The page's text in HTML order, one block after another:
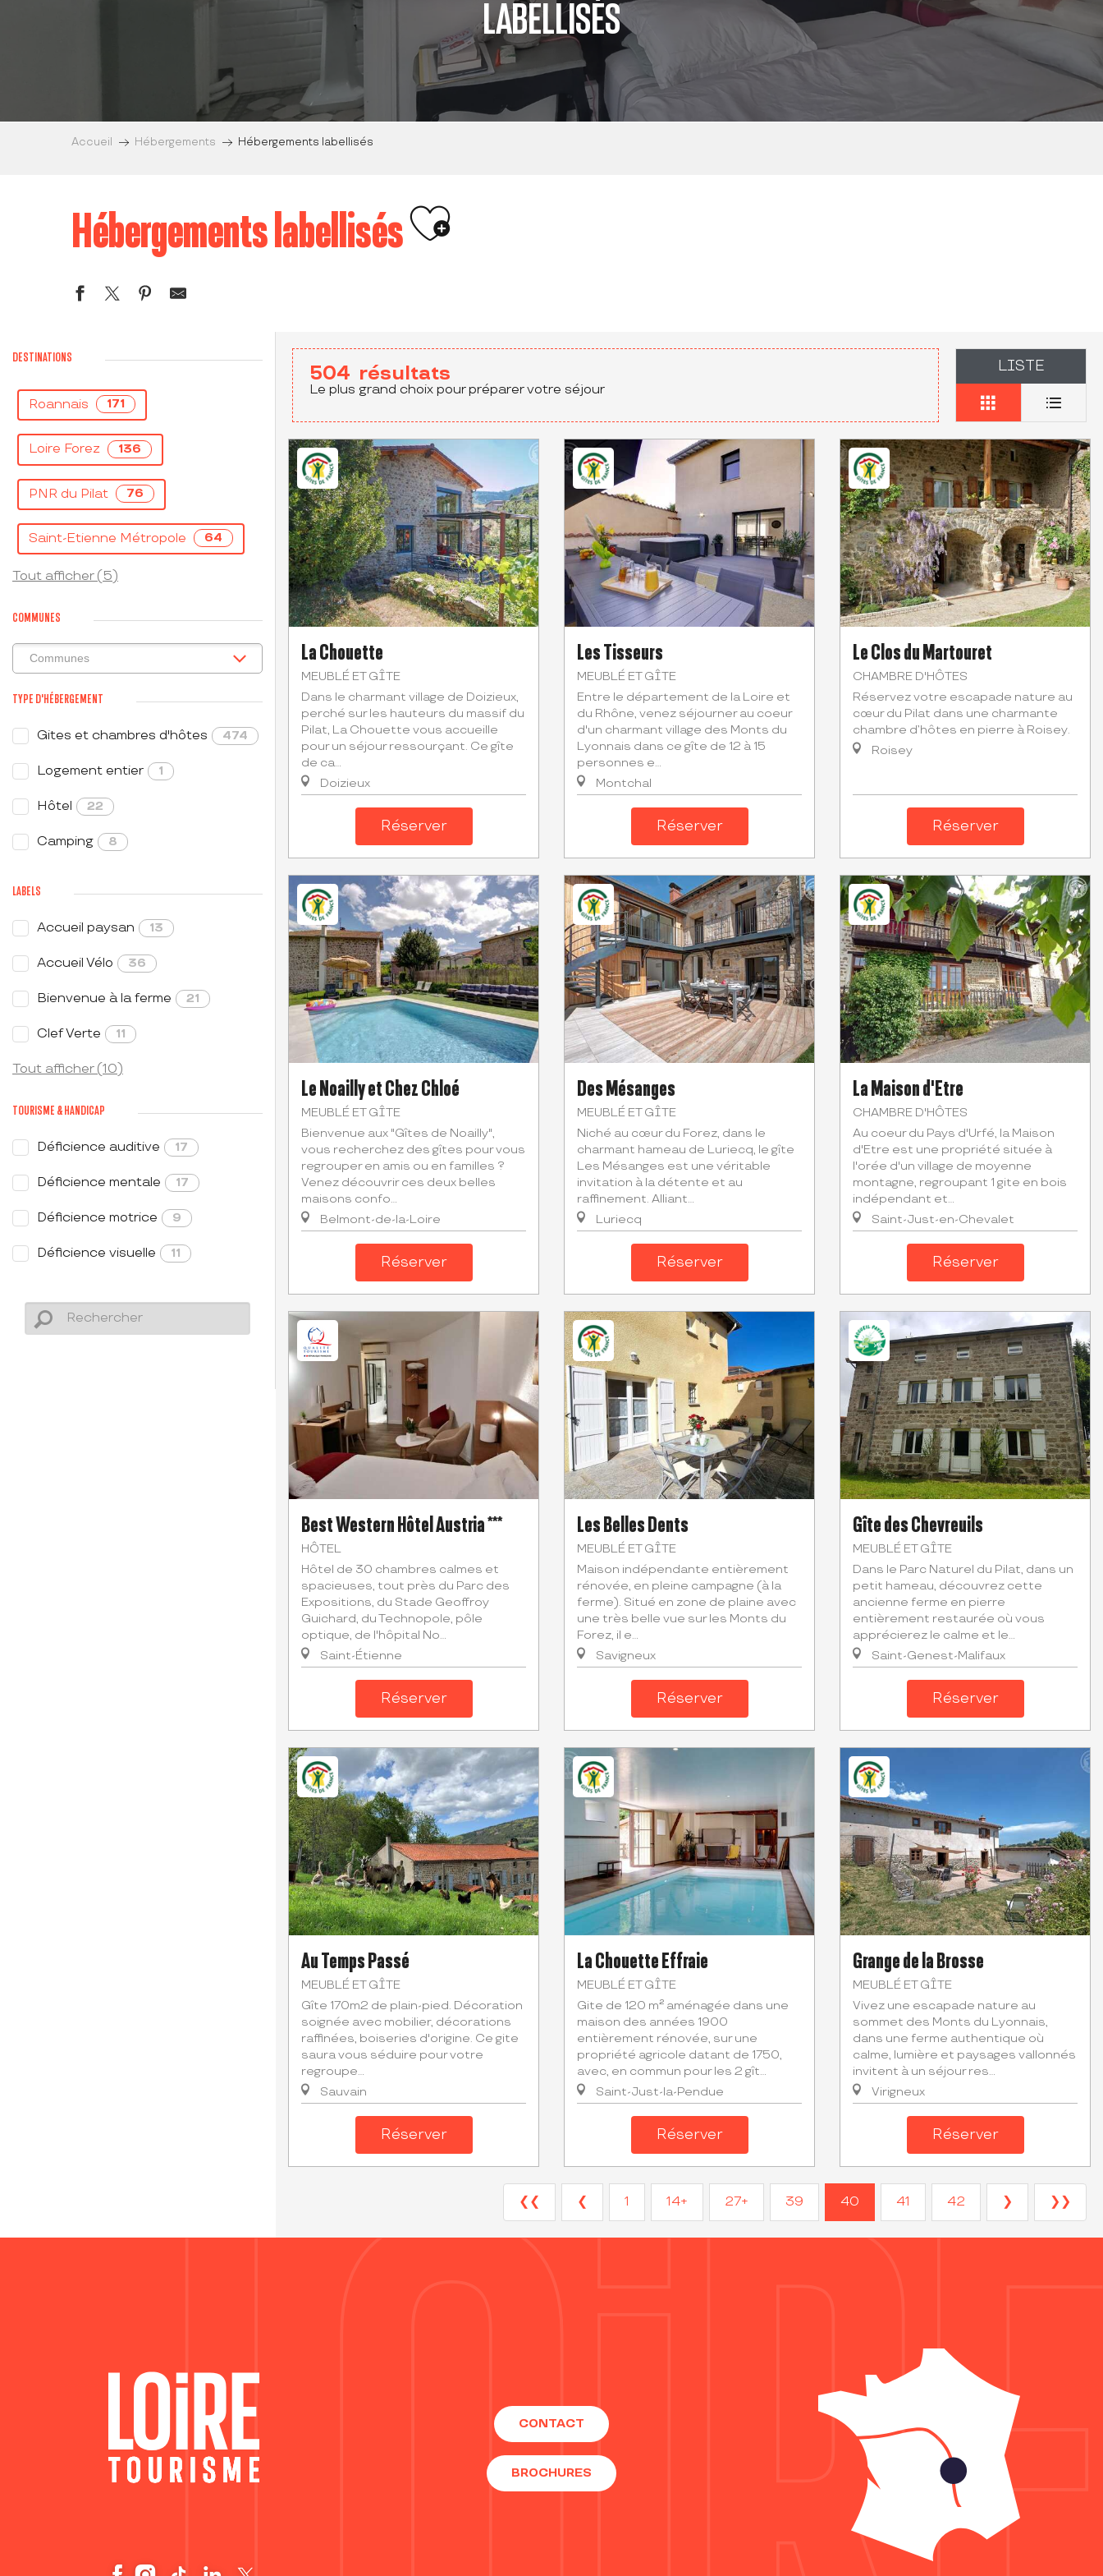
LABELLISÉS
Accueil Hébergements Hébergements labellisés
Hébergements labellisésAjouter aux favoris
DESTINATIONS
Roannais 171
Loire Forez 136
PNR du Pilat 76
Saint-Etienne Métropole 64
Tout afficher (5)
COMMUNES
TYPE D'HÉBERGEMENT
Gites et chambres d'hôtes 474
Logement entier 1
Hôtel 22
Camping 8
LABELS
Accueil paysan 13
Accueil Vélo 36
Bienvenue à la ferme 21
Clef Verte 11
Tout afficher (10)
TOURISME & HANDICAP
Déficience auditive 17
Déficience mentale 17
Déficience motrice 9
Déficience visuelle 11
504 résultats
Le plus grand choix pour préparer votre séjour
LISTE
La Chouette
MEUBLÉ ET GÎTE
Dans le charmant village de Doizieux,
perché sur les hauteurs du massif du
Pilat, La Chouette vous accueille
pour un séjour ressourçant. Ce gîte
de ca...
Doizieux
Réserver
Les Tisseurs
MEUBLÉ ET GÎTE
Entre le département de la Loire et
du Rhône, venez séjourner au coeur
d'un charmant village des Monts du
Lyonnais dans ce gîte de 12 à 15
personnes e...
Montchal
Réserver
Le Clos du Martouret
CHAMBRE D'HÔTES
Réservez votre escapade nature au
cœur du Pilat dans une charmante
chambre d’hôtes en pierre à Roisey.
Roisey
Réserver
Le Noailly et Chez Chloé
MEUBLÉ ET GÎTE
Bienvenue aux "Gîtes de Noailly",
vous recherchez des gîtes pour vous
regrouper en amis ou en familles ?
Venez découvrir ces deux belles
maisons confo...
Belmont-de-la-Loire
Réserver
Des Mésanges
MEUBLÉ ET GÎTE
Niché au cœur du Forez, dans le
charmant hameau de Luriecq, le gîte
Les Mésanges est une véritable
invitation à la détente et au
raffinement. Alliant...
Luriecq
Réserver
La Maison d'Etre
CHAMBRE D'HÔTES
Au coeur du Pays d'Urfé, la Maison
d'Etre est une propriété située à
l'orée d'un village de moyenne
montagne, regroupant 1 gite en bois
indépendant et...
Saint-Just-en-Chevalet
Réserver
Best Western Hôtel Austria ***
HÔTEL
Hôtel de 30 chambres calmes et
spacieuses, tout près du Parc des
Expositions, du Stade Geoffroy
Guichard, du Technopole, pôle
optique, de l'hôpital No...
Saint-Étienne
Réserver
Les Belles Dents
MEUBLÉ ET GÎTE
Maison indépendante entièrement
rénovée, en pleine campagne (à la
ferme). Situé en zone de plaine avec
une très belle vue sur les Monts du
Forez, il e...
Savigneux
Réserver
Gîte des Chevreuils
MEUBLÉ ET GÎTE
Dans le Parc Naturel du Pilat, dans un
petit hameau, découvrez cette
ancienne ferme en pierre
entièrement restaurée où vous
apprécierez le calme et le...
Saint-Genest-Malifaux
Réserver
Au Temps Passé
MEUBLÉ ET GÎTE
Gîte 170m2 de plain-pied. Décoration
soignée avec mobilier, décorations
raffinées, boiseries d'origine. Ce gite
saura vous séduire pour votre
regroupe...
Sauvain
Réserver
La Chouette Effraie
MEUBLÉ ET GÎTE
Gite de 120 m² aménagée dans une
maison des années 1900
entièrement rénovée, sur une
propriété agricole datant de 1750,
avec, en commun pour les 2 gît...
Saint-Just-la-Pendue
Réserver
Grange de la Brosse
MEUBLÉ ET GÎTE
Vivez une escapade nature au
sommet des Monts du Lyonnais,
dans une ferme authentique où
calme, lumière et paysages vallonnés
invitent à un séjour res...
Virigneux
Réserver
❮❮ ❮ 1 14+ 27+ 39 40 41 42 ❯ ❯❯
CONTACT
BROCHURES